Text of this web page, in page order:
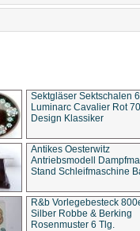
Sektgläser Sektschalen
Luminarc Cavalier Rot
Design Klassiker
Antikes Oesterwitz
Antriebsmodell
Stand Schleifmaschine
R&b Vorlegebesteck
Silber Robbe & Berking
Rosenmuster 6 Tlg.